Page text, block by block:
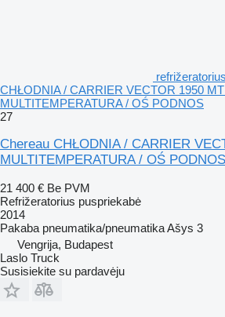
CHŁODNIA / CARRIER VECTOR 1950
MULTITEMPERATURA / OŚ PODNOS
27
Chereau CHŁODNIA / CARRIER
MULTITEMPERATURA / OŚ PODNOS
21 400 € Be PVM
Refrižeratorius puspriekabė
2014
Pakaba pneumatika/pneumatikaAšys 3
Vengrija, Budapest
Laslo Truck
Susisiekite su pardavėju